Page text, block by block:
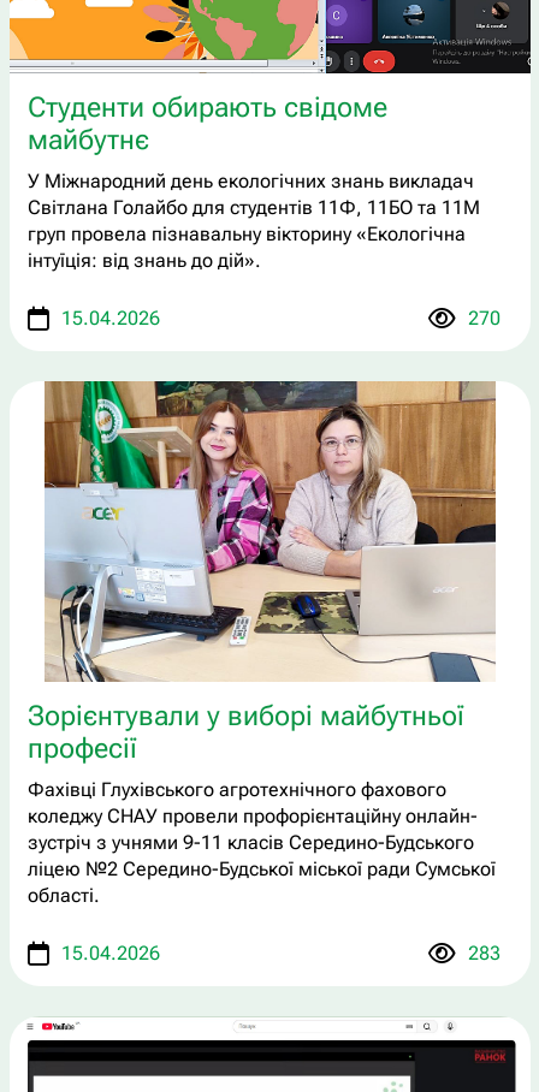
Студенти обирають свідоме
майбутнє
У Міжнародний день екологічних знань викладач
Світлана Голайбо для студентів 11Ф, 11БО та 11М
груп провела пізнавальну вікторину «Екологічна
інтуїція: від знань до дій».
15.04.2026 270
Зорієнтували у виборі майбутньої
професії
Фахівці Глухівського агротехнічного фахового
коледжу СНАУ провели профорієнтаційну онлайн-
зустріч з учнями 9-11 класів Середино-Будського
ліцею №2 Середино-Будської міської ради Сумської
області.
15.04.2026 283